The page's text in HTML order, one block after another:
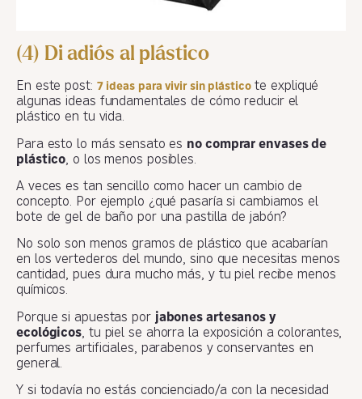
(4) Di adiós al plástico
En este post: 7 ideas para vivir sin plásticote expliqué
algunas ideas fundamentales de cómo reducir el
plástico en tu vida.
Para esto lo más sensato es no comprar envases de
plástico, o los menos posibles.
A veces es tan sencillo como hacer un cambio de
concepto. Por ejemplo ¿qué pasaría si cambiamos el
bote de gel de baño por una pastilla de jabón?
No solo son menos gramos de plástico que acabarían
en los vertederos del mundo, sino que necesitas menos
cantidad, pues dura mucho más, y tu piel recibe menos
químicos.
Porque si apuestas por jabones artesanos y
ecológicos, tu piel se ahorra la exposición a colorantes,
perfumes artificiales, parabenos y conservantes en
general.
Y si todavía no estás concienciado/a con la necesidad